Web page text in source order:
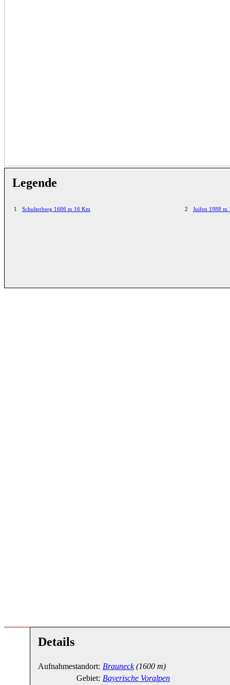
Legende
1 Schulterberg 1686 m 16 Km 2 Juifen 1988 m
Details
Aufnahmestandort: Brauneck (1600 m)
Gebiet: Bayerische Voralpen